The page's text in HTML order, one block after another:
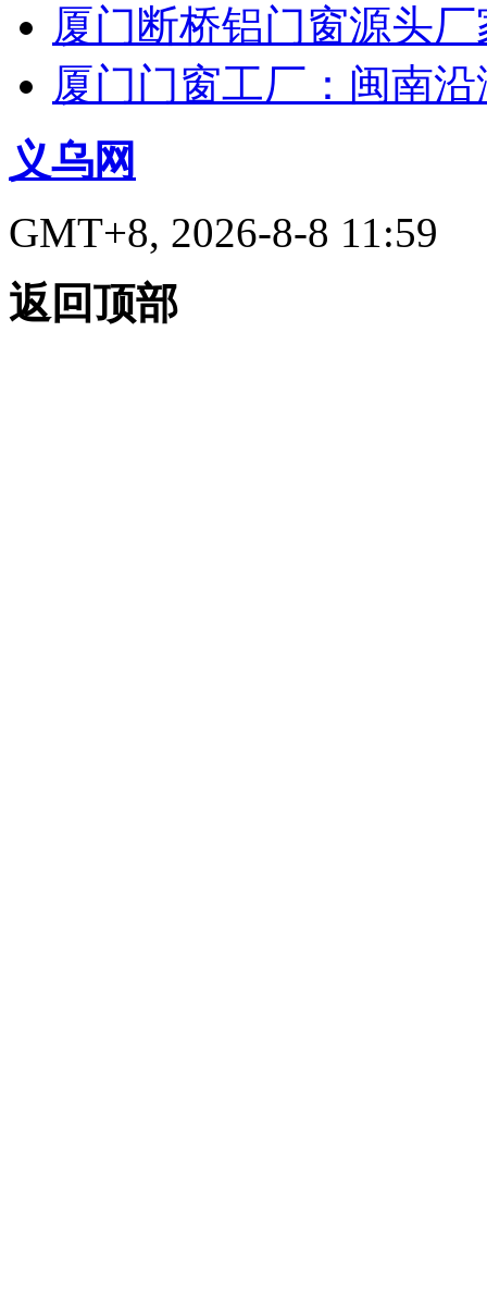
厦门断桥铝门窗源头
厦门门窗工厂：闽南
义乌网
GMT+8, 2026-8-8 11:59
返回顶部